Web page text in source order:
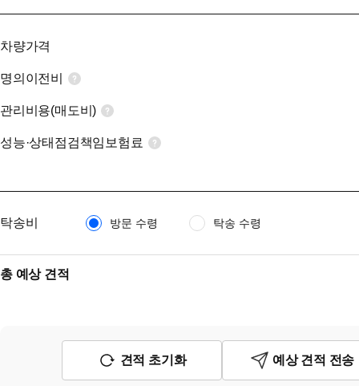
차량가격
명의이전비
관리비용(매도비)
성능·상태점검책임보험료
탁송비 방문 수령 탁송 수령
총 예상 견적
견적 초기화 예상 견적 전송